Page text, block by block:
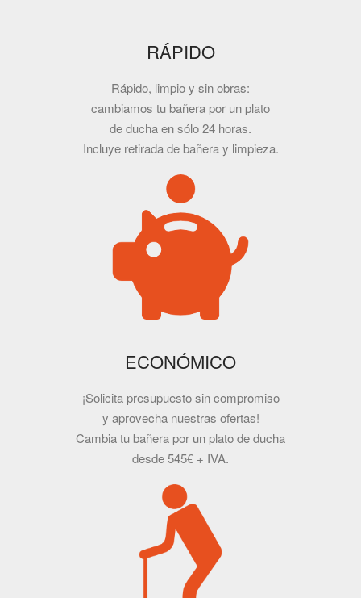
RÁPIDO
Rápido, limpio y sin obras:
cambiamos tu bañera por un plato
de ducha en sólo 24 horas.
Incluye retirada de bañera y limpieza.
ECONÓMICO
¡Solicita presupuesto sin compromiso
y aprovecha nuestras ofertas!
Cambia tu bañera por un plato de ducha
desde 545€ + IVA.